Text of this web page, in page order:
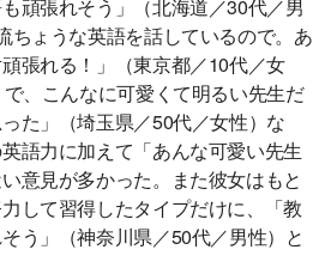
頑張れそう」（北海道／30代／男
ちょうな英語を話しているので。あ
張れる！」（東京都／10代／女
、こんなに可愛くて明るい先生だ
た」（埼玉県／50代／女性）な
語力に加えて「あんな可愛い先生
意見が多かった。また彼女はもと
して習得したタイプだけに、「教
う」（神奈川県／50代／男性）と